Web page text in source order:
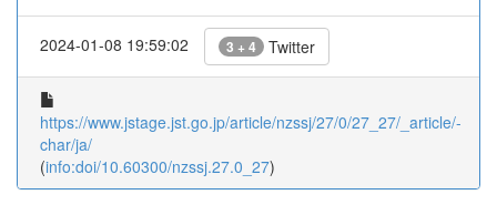
2024-01-08 19:59:02 3 + 4 Twitter
https://www.jstage.jst.go.jp/article/nzssj/27/0/27_27/_article/-
char/ja/
(info:doi/10.60300/nzssj.27.0_27)